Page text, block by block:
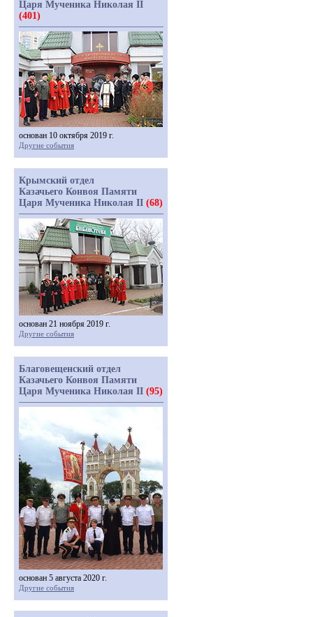
Царя Мученика Николая II
(401)
основан 10 октября 2019 г.
Другие события
Крымский отдел
Казачьего Конвоя Памяти
Царя Мученика Николая II (68)
основан 21 ноября 2019 г.
Другие события
Благовещенский отдел
Казачьего Конвоя Памяти
Царя Мученика Николая II (95)
основан 5 августа 2020 г.
Другие события